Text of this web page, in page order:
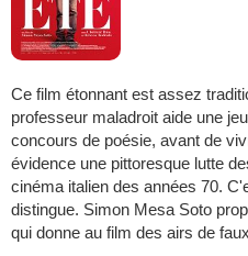
Ce film étonnant est assez
professeur maladroit aide une
concours de poésie, avant de
évidence une pittoresque lutte
cinéma italien des années 70.
distingue. Simon Mesa Soto
qui donne au film des airs de